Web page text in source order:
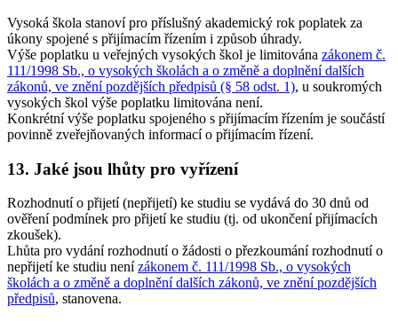
Vysoká škola stanoví pro příslušný akademický rok poplatek za
úkony spojené s přijímacím řízením i způsob úhrady.
Výše poplatku u veřejných vysokých škol je limitována zákonem č.
111/1998 Sb., o vysokých školách a o změně a doplnění dalších
zákonů, ve znění pozdějších předpisů (§ 58 odst. 1), u soukromých
vysokých škol výše poplatku limitována není.
Konkrétní výše poplatku spojeného s přijímacím řízením je součástí
povinně zveřejňovaných informací o přijímacím řízení.
13. Jaké jsou lhůty pro vyřízení
Rozhodnutí o přijetí (nepřijetí) ke studiu se vydává do 30 dnů od
ověření podmínek pro přijetí ke studiu (tj. od ukončení přijímacích
zkoušek).
Lhůta pro vydání rozhodnutí o žádosti o přezkoumání rozhodnutí o
nepřijetí ke studiu nenízákonem č. 111/1998 Sb., o vysokých
školách a o změně a doplnění dalších zákonů, ve znění pozdějších
předpisů, stanovena.